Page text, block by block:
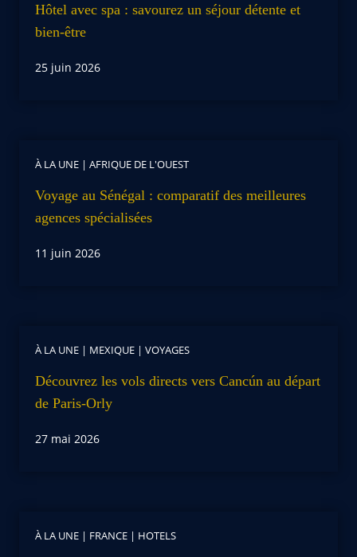
Hôtel avec spa : savourez un séjour détente et
bien-être
25 juin 2026
À LA UNE | AFRIQUE DE L'OUEST
Voyage au Sénégal : comparatif des meilleures
agences spécialisées
11 juin 2026
À LA UNE | MEXIQUE | VOYAGES
Découvrez les vols directs vers Cancún au départ
de Paris-Orly
27 mai 2026
À LA UNE | FRANCE | HOTELS